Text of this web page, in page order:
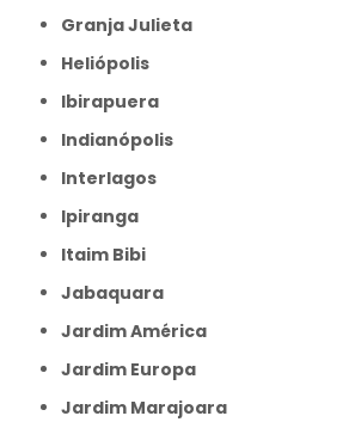
Granja Julieta
Heliópolis
Ibirapuera
Indianópolis
Interlagos
Ipiranga
Itaim Bibi
Jabaquara
Jardim América
Jardim Europa
Jardim Marajoara